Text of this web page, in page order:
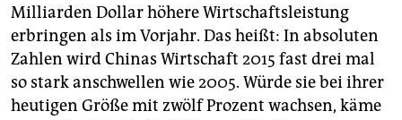
Milliarden Dollar höhere Wirtschaftsleistung
erbringen als im Vorjahr. Das heißt: In absoluten
Zahlen wird Chinas Wirtschaft 2015 fast drei mal
so stark anschwellen wie 2005. Würde sie bei ihrer
heutigen Größe mit zwölf Prozent wachsen, käme